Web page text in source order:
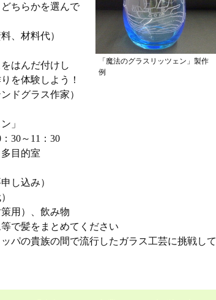
「魔法のグラスリッツェン」製作
例
ちらかを選んで
、材料代）
はんだ付けし
を体験しよう！
ドグラス作家）
」
30～11：30
目的室
し込み）
用）、飲み物
で髪をまとめてください
パの貴族の間で流行したガラス工芸に挑戦して